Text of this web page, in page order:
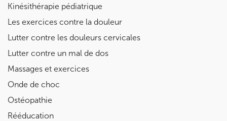
Kinésithérapie pédiatrique
Les exercices contre la douleur
Lutter contre les douleurs cervicales
Lutter contre un mal de dos
Massages et exercices
Onde de choc
Ostéopathie
Rééducation